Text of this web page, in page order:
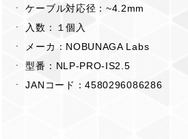
ㆍ ケーブル対応径：~4.2mm
ㆍ 入数：１個入
ㆍ メーカ：NOBUNAGA Labs
ㆍ 型番：NLP-PRO-IS2.5
ㆍ JANコード：4580296086286